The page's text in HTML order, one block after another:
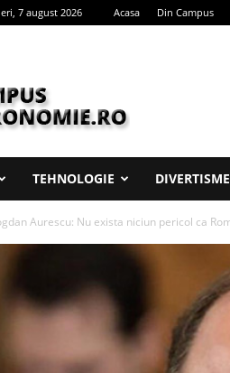
7 august 2026 Acasa Din Campus
TEHNOLOGIE
Aurescu: Nu exista niciun pericol ca